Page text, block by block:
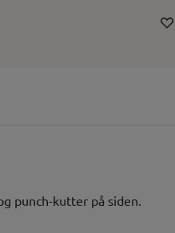
punch-kutter på siden.